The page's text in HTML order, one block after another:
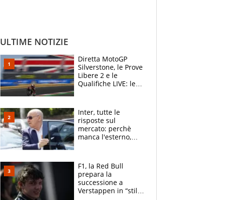
ULTIME NOTIZIE
Diretta MotoGP
Silverstone, le Prove
Libere 2 e le
Qualifiche LIVE: le
fila
Inter, tutte le
risposte sul
mercato: perchè
manca l'esterno,
vero obiettivo di
Marotta
F1, la Red Bull
prepara la
successione a
Verstappen in “stile